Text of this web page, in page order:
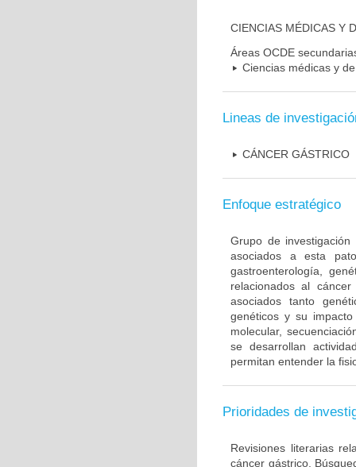
CIENCIAS MÉDICAS Y
Áreas OCDE
Ciencias médicas y
Lineas de
CÁNCER GÁSTRICO
Enfoque estratégico
Grupo de
asociados a esta
gastroenterología,
relacionados al
asociados tanto
genéticos y su
molecular,
se desarrollan
permitan entender la
Prioridades de
Revisiones literarias
cáncer gástrico.